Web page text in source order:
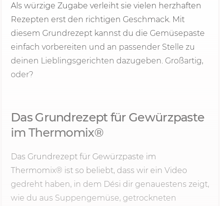
Als würzige Zugabe verleiht sie vielen herzhaften
Rezepten erst den richtigen Geschmack. Mit
diesem Grundrezept kannst du die Gemüsepaste
einfach vorbereiten und an passender Stelle zu
deinen Lieblingsgerichten dazugeben. Großartig,
oder?
Das Grundrezept für Gewürzpaste
im Thermomix®
Das Grundrezept für Gewürzpaste im
Thermomix® ist so beliebt, dass wir ein Video
gedreht haben, in dem Dési dir genauestens zeigt,
wie du aus Suppengemüse, getrockneten